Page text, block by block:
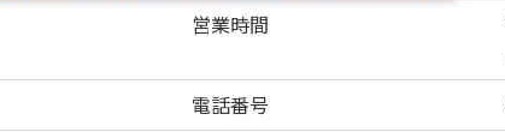
営業時間
電話番号